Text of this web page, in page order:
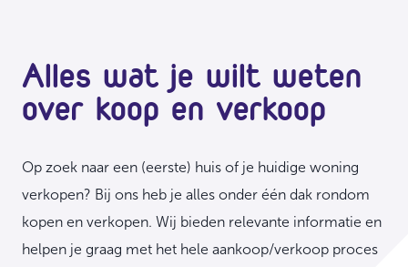
Alles wat je wilt weten
over koop en verkoop
Op zoek naar een (eerste) huis of je huidige woning
verkopen? Bij ons heb je alles onder één dak rondom
kopen en verkopen. Wij bieden relevante informatie en
helpen je graag met het hele aankoop/verkoop proces